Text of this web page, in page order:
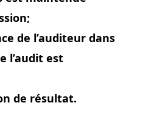
de l’auditeur dans
l’audit est
de résultat.